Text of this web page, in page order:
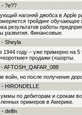
- ?e??
нагоняй джобса в Apple
трейдинг
результатов работы
развития. Финансовые.
- Sheyla
1944 году – уже примерно на
продажи («шорты.
- AFTOSH_QAFAR_088
войн, но после получение
- HIRONDELLE
по дебиторам и срокам
примеров в Америке.
- delfin